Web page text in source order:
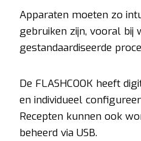
Apparaten moeten zo
gebruiken zijn, vooral bij
gestandaardiseerde
De FLASHCOOK heeft
en individueel
Recepten kunnen ook
beheerd via USB.